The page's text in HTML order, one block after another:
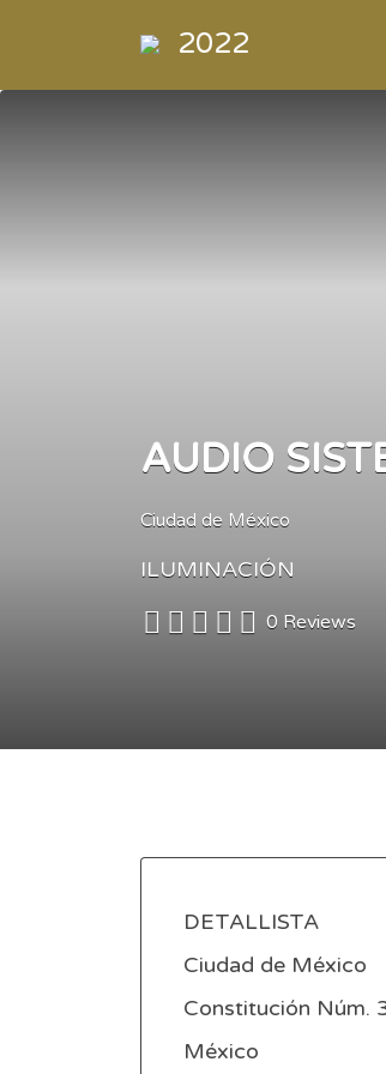
2022
Buscar
por:
AUDIO
Ciudad de México
ILUMINACIÓN
0 Reviews
DETALLISTA
Ciudad de México
Constitución Núm.
México